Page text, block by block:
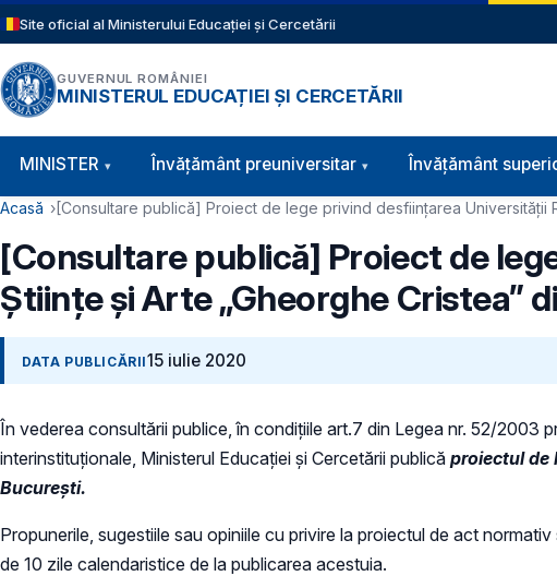
Sari la conținutul principal
Site oficial al Ministerului Educației și Cercetării
GUVERNUL ROMÂNIEI
MINISTERUL EDUCAȚIEI ȘI CERCETĂRII
Navigație principală
MINISTER Învăţământ preuniversitar Învățământ
Cale de navigare
Acasă [Consultare publică] Proiect de lege privind desființarea Universității
[Consultare publică] Proiect de
Științe și Arte „Gheorghe Cristea”
DATA PUBLICĂRII15 iulie 2020
În vederea consultării publice, în condiţiile art.7 din Legea nr. 52/2003
interinstituționale, Ministerul Educaţiei și Cercetării publică proiectul de
București.
Propunerile, sugestiile sau opiniile cu privire la proiectul de act
de 10 zile calendaristice de la publicarea acestuia.